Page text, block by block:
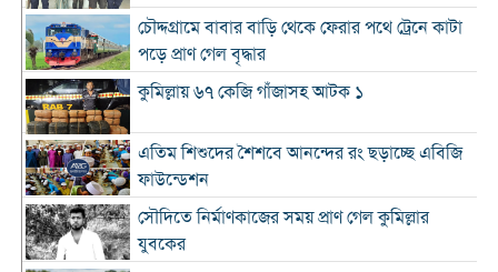
চৌদ্দগ্রামে বাবার বাড়ি থেকে ফেরার পথে ট্রেনে কাটা
পড়ে প্রাণ গেল বৃদ্ধার
কুমিল্লায় ৬৭ কেজি গাঁজাসহ আটক ১
এতিম শিশুদের শৈশবে আনন্দের রং ছড়াচ্ছে এবিজি
ফাউন্ডেশন
সৌদিতে নির্মাণকাজের সময় প্রাণ গেল কুমিল্লার
যুবকের